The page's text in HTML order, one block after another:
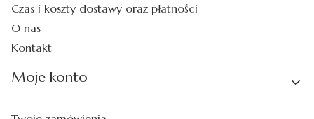
Czas i koszty dostawy oraz płatności
O nas
Kontakt
Moje konto